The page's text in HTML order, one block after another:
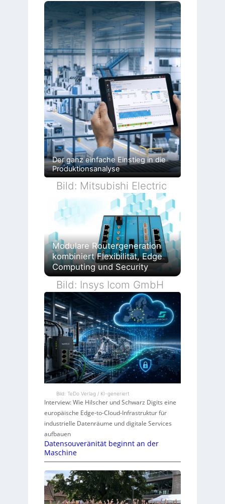
Der ganz einfache Einstieg in die
Produktionsanalyse
Bild: Mitsubishi Electric
Modulare Routergeneration
kombiniert Flexibilität, Edge
Computing und Security
Bild: Insys Icom GmbH
Bild: TeDo Verlag / KI-generiert
Interview: Wie Hilscher und Schwarz Digits eine
europäische Edge-to-Cloud-Infrastruktur für
industrielle Datenräume und digitale Services
aufbauen
Datensouveränität beginnt an der
Maschine